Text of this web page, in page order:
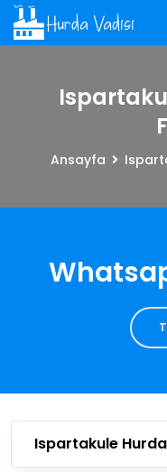
Ansayfa
Ispartakule Hurda